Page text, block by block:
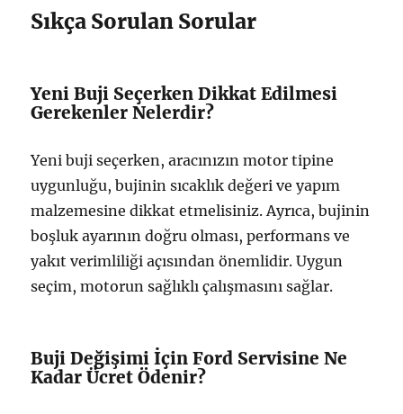
Sıkça Sorulan Sorular
Yeni Buji Seçerken Dikkat Edilmesi
Gerekenler Nelerdir?
Yeni buji seçerken, aracınızın motor tipine
uygunluğu, bujinin sıcaklık değeri ve yapım
malzemesine dikkat etmelisiniz. Ayrıca, bujinin
boşluk ayarının doğru olması, performans ve
yakıt verimliliği açısından önemlidir. Uygun
seçim, motorun sağlıklı çalışmasını sağlar.
Buji Değişimi İçin Ford Servisine Ne
Kadar Ücret Ödenir?